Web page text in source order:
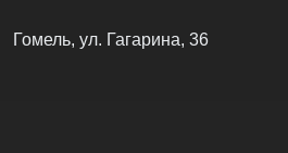
Гомель, ул. Гагарина, 36